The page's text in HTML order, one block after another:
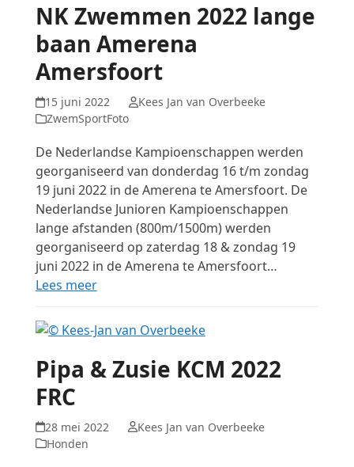
NK Zwemmen 2022 lange
baan Amerena
Amersfoort
15 juni 2022
Kees Jan van Overbeeke
ZwemSportFoto
De Nederlandse Kampioenschappen werden
georganiseerd van donderdag 16 t/m zondag
19 juni 2022 in de Amerena te Amersfoort. De
Nederlandse Junioren Kampioenschappen
lange afstanden (800m/1500m) werden
georganiseerd op zaterdag 18 & zondag 19
juni 2022 in de Amerena te Amersfoort…
Lees meer
Pipa & Zusie KCM 2022
FRC
28 mei 2022
Kees Jan van Overbeeke
Honden